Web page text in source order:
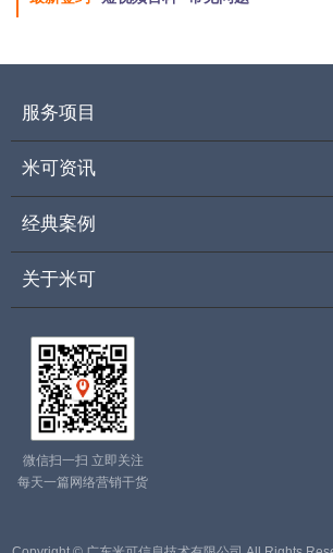
服务项目
米可资讯
经典案例
关于米可
微信扫一扫 立即关注
每天一篇网络营销干货